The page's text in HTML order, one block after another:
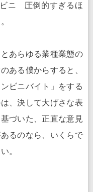
ニ 圧倒的すぎるほ
あらゆる業種業態の
ある僕からすると、
ビニバイト」をする
、決して大げさな表
づいた、正直な意見
るのなら、いくらで
。